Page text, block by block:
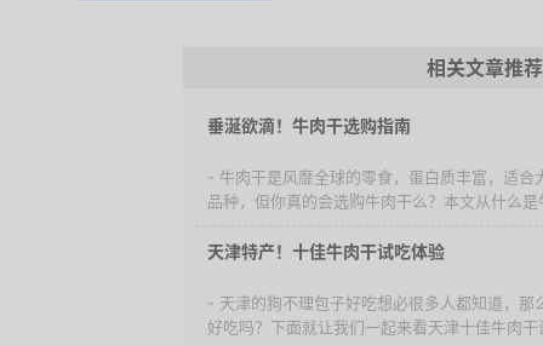
相关文章推荐
垂涎欲滴！牛肉干选购指南
- 牛肉干是风靡全球的零食，蛋白质丰富，适合
品种，但你真的会选购牛肉干么？本文从什么
天津特产！十佳牛肉干试吃体验
- 天津的狗不理包子好吃想必很多人都知道，那
好吃吗？下面就让我们一起来看天津十佳牛肉